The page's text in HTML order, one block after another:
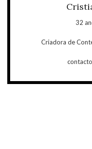
32
Criadora de